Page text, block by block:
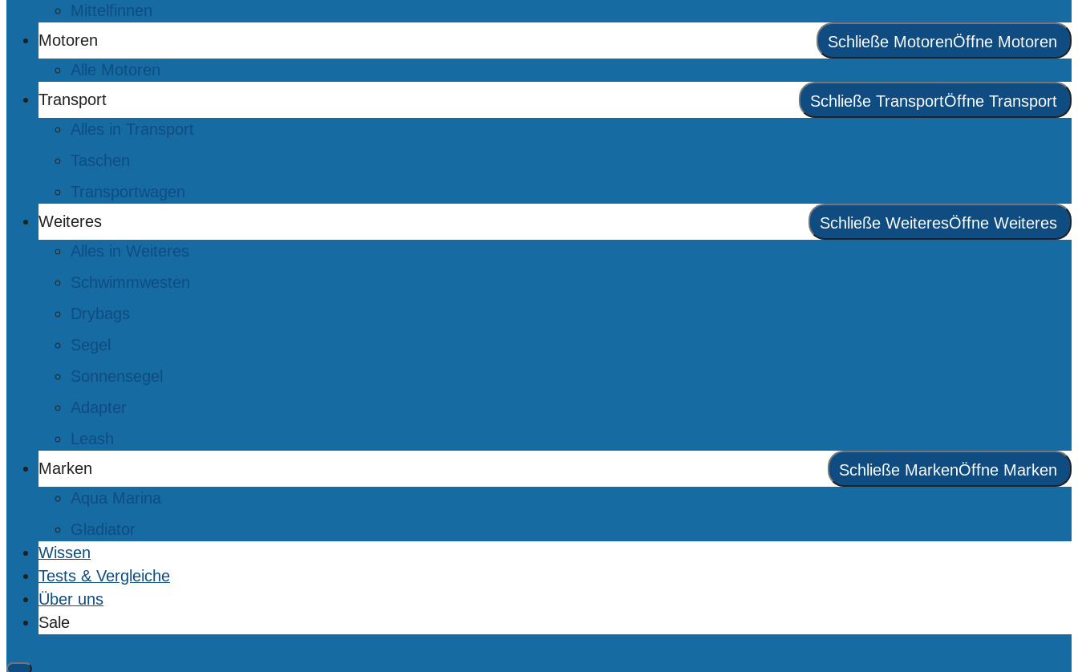
Mittelfinnen
Motoren
Schließe MotorenÖffne Motoren
Alle Motoren
Transport
Schließe TransportÖffne Transport
Alles in Transport
Taschen
Transportwagen
Weiteres
Schließe WeiteresÖffne Weiteres
Alles in Weiteres
Schwimmwesten
Drybags
Segel
Sonnensegel
Adapter
Leash
Marken
Schließe MarkenÖffne Marken
Aqua Marina
Gladiator
Wissen
Tests & Vergleiche
Über uns
Sale